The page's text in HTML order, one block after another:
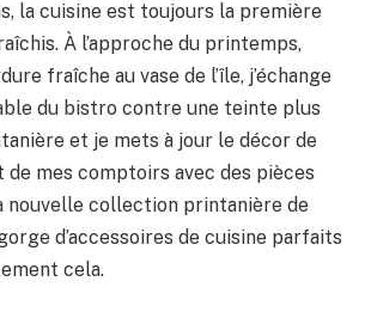
la cuisine est toujours la première
À l’approche du printemps,
fraîche au vase de l’île, j’échange
du bistro contre une teinte plus
et je mets à jour le décor de
de mes comptoirs avec des pièces
nouvelle collection printanière de
d’accessoires de cuisine parfaits
cela.